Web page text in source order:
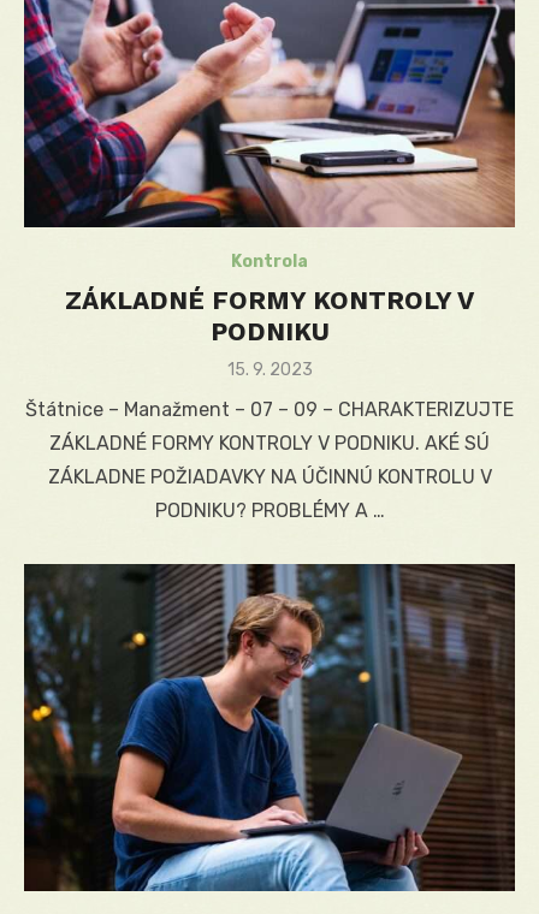
Kontrola
ZÁKLADNÉ FORMY KONTROLY V
PODNIKU
Posted
15. 9. 2023
Štátnice – Manažment – 07 – 09 – CHARAKTERIZUJTE
ZÁKLADNÉ FORMY KONTROLY V PODNIKU. AKÉ SÚ
ZÁKLADNE POŽIADAVKY NA ÚČINNÚ KONTROLU V
PODNIKU? PROBLÉMY A …